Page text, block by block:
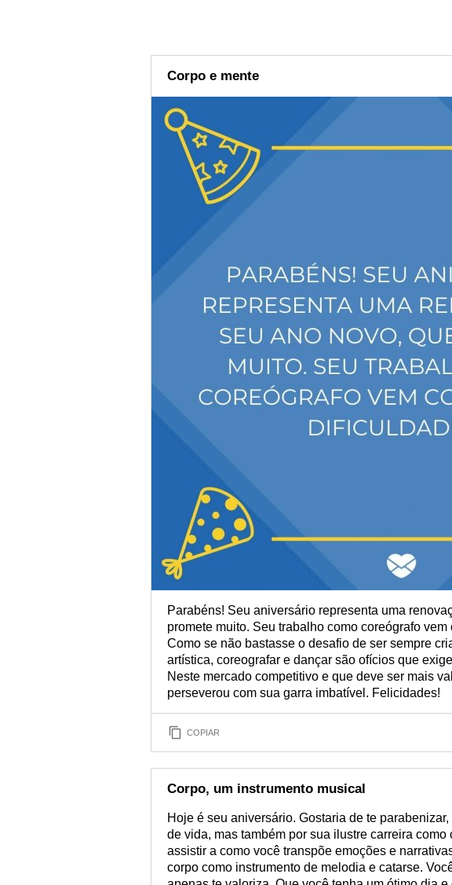
Corpo e mente
Parabéns! Seu aniversário representa uma
promete muito. Seu trabalho como coreógrafo
Como se não bastasse o desafio de ser sempre
artística, coreografar e dançar são ofícios que
Neste mercado competitivo e que deve ser mais
perseverou com sua garra imbatível. Felicidades!
COPIAR
Corpo, um instrumento musical
Hoje é seu aniversário. Gostaria de te
de vida, mas também por sua ilustre carreira
assistir a como você transpõe emoções e
corpo como instrumento de melodia e catarse.